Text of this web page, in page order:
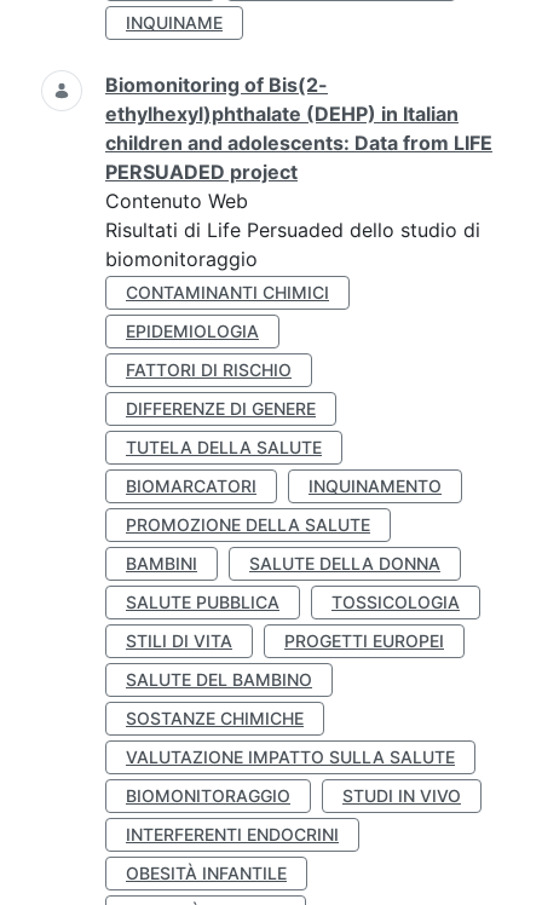
INQUINAME
Biomonitoring of Bis(2-
ethylhexyl)phthalate (DEHP) in Italian
children and adolescents: Data from LIFE
PERSUADED project
Contenuto Web
Risultati di Life Persuaded dello studio di
biomonitoraggio
CONTAMINANTI CHIMICI
EPIDEMIOLOGIA
FATTORI DI RISCHIO
DIFFERENZE DI GENERE
TUTELA DELLA SALUTE
BIOMARCATORI
INQUINAMENTO
PROMOZIONE DELLA SALUTE
BAMBINI
SALUTE DELLA DONNA
SALUTE PUBBLICA
TOSSICOLOGIA
STILI DI VITA
PROGETTI EUROPEI
SALUTE DEL BAMBINO
SOSTANZE CHIMICHE
VALUTAZIONE IMPATTO SULLA SALUTE
BIOMONITORAGGIO
STUDI IN VIVO
INTERFERENTI ENDOCRINI
OBESITÀ INFANTILE